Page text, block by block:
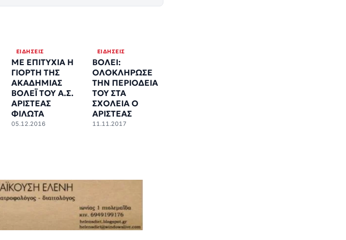
ΕΙΔΉΣΕΙΣ
ΜΕ ΕΠΙΤΥΧΙΑ Η
ΓΙΟΡΤΗ ΤΗΣ
ΑΚΑΔΗΜΙΑΣ
ΒΟΛΕΪ ΤΟΥ Α.Σ.
ΑΡΙΣΤΕΑΣ
ΦΙΛΩΤΑ
05.12.2016
ΕΙΔΉΣΕΙΣ
ΒΟΛΕΙ:
ΟΛΟΚΛΗΡΩΣΕ
ΤΗΝ ΠΕΡΙΟΔΕΙΑ
ΤΟΥ ΣΤΑ
ΣΧΟΛΕΙΑ Ο
ΑΡΙΣΤΕΑΣ
11.11.2017